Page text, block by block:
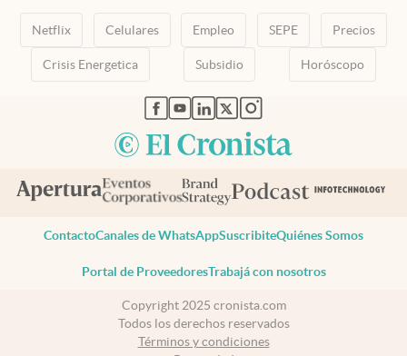
Netflix Celulares Empleo SEPE Precios
Crisis Energetica Subsidio Horóscopo
abre en nueva pestaña
abre en nueva pestaña
abre en nueva pestaña
abre en nueva pestaña
abre en nueva pestaña
ContactoCanales de WhatsAppSuscribiteQuiénes Somos
Portal de ProveedoresTrabajá con nosotros
Copyright 2025 cronista.com
Todos los derechos reservados
Términos y condiciones